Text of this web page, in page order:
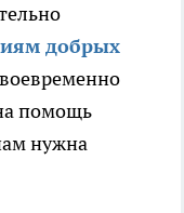
добрых
помощь
нужна